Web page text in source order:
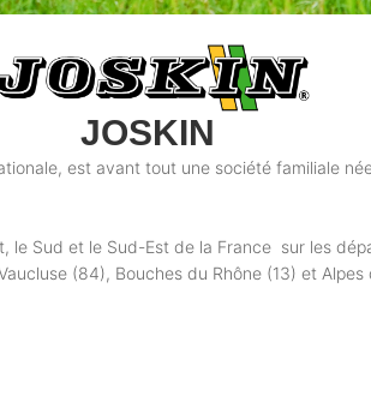
JOSKIN
est avant tout une société familiale
le Sud et le Sud-Est de la France sur les
(84), Bouches du Rhône (13) et